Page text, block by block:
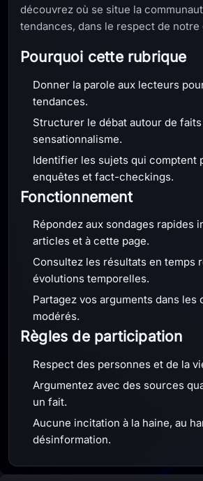
découvrez où se situe la
tendances, dans le respect de notre
Pourquoi cette rubrique
Donner la parole aux lecteurs
tendances.
Structurer le débat autour de
sensationnalisme.
Identifier les sujets qui comptent
enquêtes et fact-checkings.
Fonctionnement
Répondez aux sondages rapides
articles et à cette page.
Consultez les résultats en temps
évolutions temporelles.
Partagez vos arguments dans les
modérés.
Règles de participation
Respect des personnes et de la
Argumentez avec des sources
un fait.
Aucune incitation à la haine, au
désinformation.